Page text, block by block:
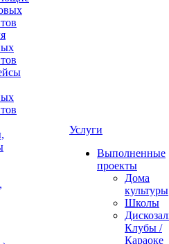
Услуги
Выполненные
проекты
Дома
культуры
Школы
Клубы /
Караоке